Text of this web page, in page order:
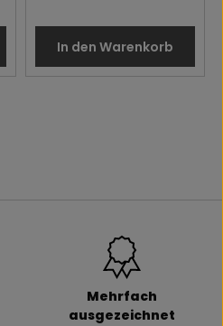
In den Warenkorb
Mehrfach
ausgezeichnet